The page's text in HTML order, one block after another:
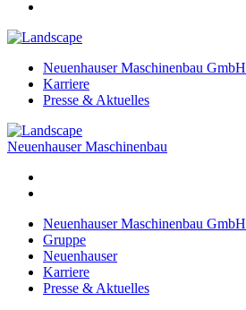
Neuenhauser Maschinenbau GmbH
Karriere
Presse & Aktuelles
Neuenhauser Maschinenbau
Neuenhauser Maschinenbau GmbH
Gruppe
Neuenhauser
Karriere
Presse & Aktuelles